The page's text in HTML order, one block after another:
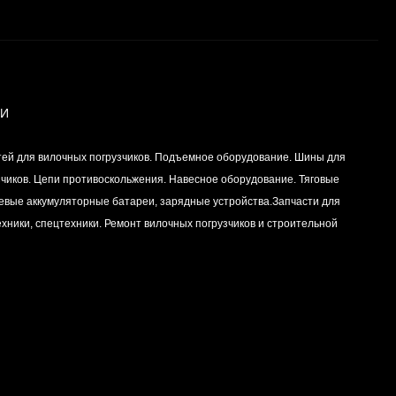
Вкладыш коренной (0,5)
(1шт - 1 половинка) для
двигателей
Цена по
запросу
для вилочных погрузчиков. Подъемное оборудование. Шины для
Цепи противоскольжения. Навесное оборудование. Тяговые
аккумуляторные батареи, зарядные устройства.Запчасти для
спецтехники. Ремонт вилочных погрузчиков и строительной